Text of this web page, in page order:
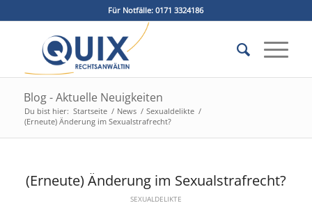
Für Notfälle:0171 3324186
Blog - Aktuelle Neuigkeiten
Du bist hier: Startseite / News / Sexualdelikte /
(Erneute) Änderung im Sexualstrafrecht?
(Erneute) Änderung im Sexualstrafrecht?
SEXUALDELIKTE